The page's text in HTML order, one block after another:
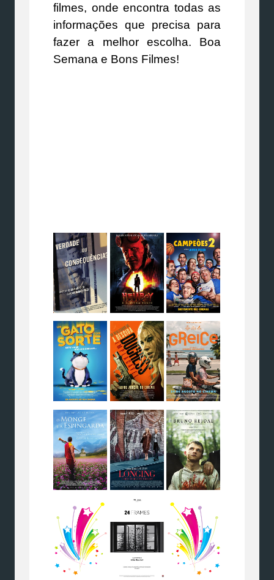
filmes, onde encontra todas as
informações que precisa para
fazer a melhor escolha. Boa
Semana e Bons Filmes!